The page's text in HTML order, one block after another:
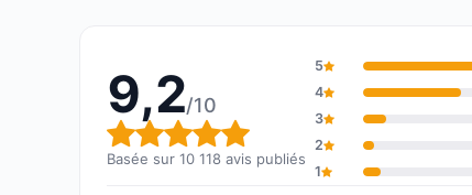
9,2/10
Note globale : 9,2 sur 10
Basée sur 10 118 avis publiés
5
4
3
2
1